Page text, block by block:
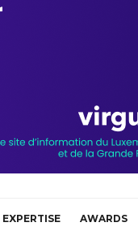
EXPERTISE AWARDS